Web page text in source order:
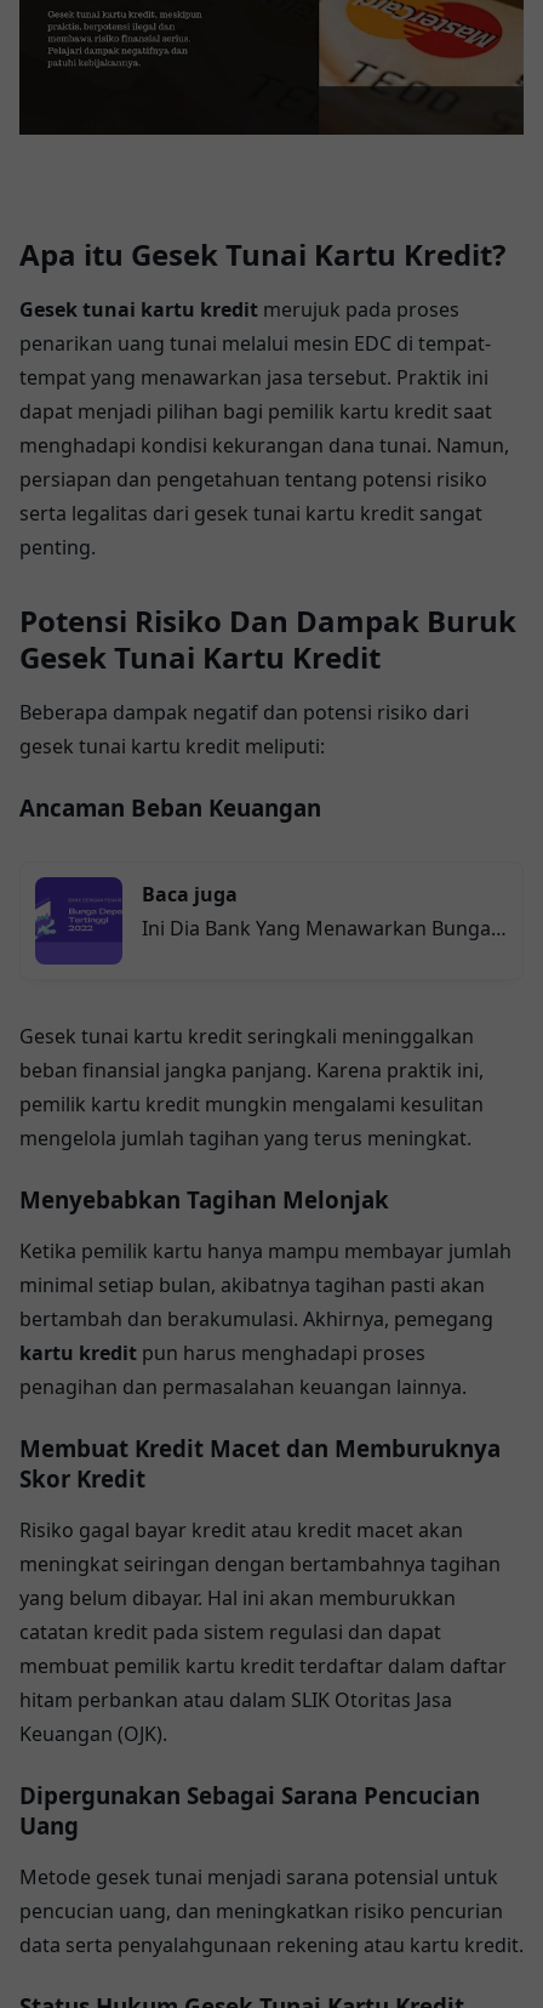
Apa itu Gesek Tunai Kartu Kredit?
Gesek tunai kartu kredit merujuk pada proses
penarikan uang tunai melalui mesin EDC di tempat-
tempat yang menawarkan jasa tersebut. Praktik ini
dapat menjadi pilihan bagi pemilik kartu kredit saat
menghadapi kondisi kekurangan dana tunai. Namun,
persiapan dan pengetahuan tentang potensi risiko
serta legalitas dari gesek tunai kartu kredit sangat
penting.
Potensi Risiko Dan Dampak Buruk
Gesek Tunai Kartu Kredit
Beberapa dampak negatif dan potensi risiko dari
gesek tunai kartu kredit meliputi:
Ancaman Beban Keuangan
Baca juga
Ini Dia Bank Yang Menawarkan Bunga
Gesek tunai kartu kredit seringkali meninggalkan
beban finansial jangka panjang. Karena praktik ini,
pemilik kartu kredit mungkin mengalami kesulitan
mengelola jumlah tagihan yang terus meningkat.
Menyebabkan Tagihan Melonjak
Ketika pemilik kartu hanya mampu membayar jumlah
minimal setiap bulan, akibatnya tagihan pasti akan
bertambah dan berakumulasi. Akhirnya, pemegang
kartu kredit pun harus menghadapi proses
penagihan dan permasalahan keuangan lainnya.
Membuat Kredit Macet dan Memburuknya
Skor Kredit
Risiko gagal bayar kredit atau kredit macet akan
meningkat seiringan dengan bertambahnya tagihan
yang belum dibayar. Hal ini akan memburukkan
catatan kredit pada sistem regulasi dan dapat
membuat pemilik kartu kredit terdaftar dalam daftar
hitam perbankan atau dalam SLIK Otoritas Jasa
Keuangan (OJK).
Dipergunakan Sebagai Sarana Pencucian
Uang
Metode gesek tunai menjadi sarana potensial untuk
pencucian uang, dan meningkatkan risiko pencurian
data serta penyalahgunaan rekening atau kartu kredit.